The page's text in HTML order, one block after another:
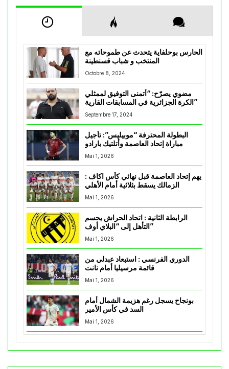
الحارس بوحلفاية يتحدث عن طموحاته مع
المنتخب و شباب قسنطينة
Octobre 8, 2024
مضوي يصرّح: “أتمنى التوفيق لممثلي
الكرة الجزائرية في المسابقات القارية”
Septembre 17, 2024
البطولة المحترفة “موبيليس”: تأجيل
مباراة إتحاد العاصمة وأتلتيك بارادو
Mai 1, 2026
يهم إتحاد العاصمة قبل نهائي كأس اكاف :
Mai 1, 2026
الرابطة الثانية : اتحاد الحراش يحسم
التأهل إلى “البلاي أوف”
Mai 1, 2026
الدوري الفرنسي : استبعاد عبدلي من
قائمة مرسيليا أمام نانت
Mai 1, 2026
بونجاح يسجل رغم هزيمة الشمال أمام
السد في كأس الأمير
Mai 1, 2026